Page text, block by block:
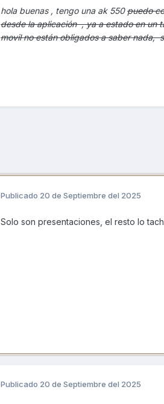
hola buenas , tengo una ak 550puedo
desde la aplicación , ya a estado en un
movil no están obligados a saber nada,
Publicado 20 de Septiembre del 2025
Solo son presentaciones, el resto lo
Publicado 20 de Septiembre del 2025